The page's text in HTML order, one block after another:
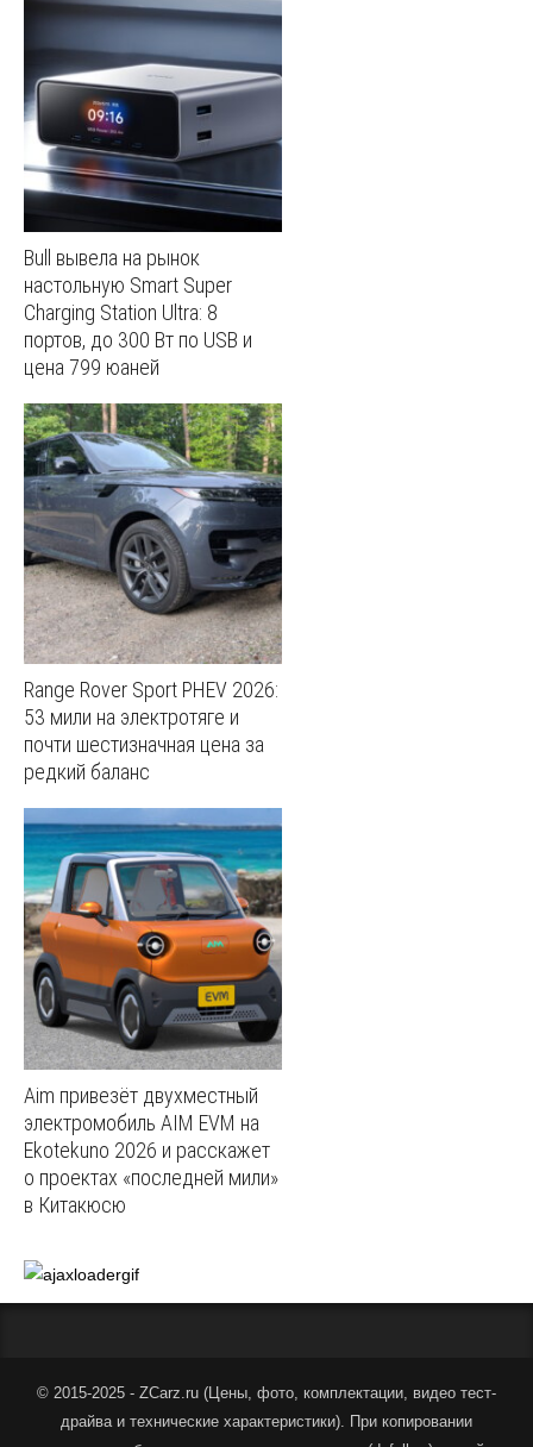
Bull вывела на рынок
настольную Smart Super
Charging Station Ultra: 8
портов, до 300 Вт по USB и
цена 799 юаней
Range Rover Sport PHEV 2026:
53 мили на электротяге и
почти шестизначная цена за
редкий баланс
Aim привезёт двухместный
электромобиль AIM EVM на
Ekotekuno 2026 и расскажет
о проектах «последней мили»
в Китакюсю
© 2015-2025 - ZCarz.ru (Цены, фото, комплектации, видео тест-
драйва и технические характеристики). При копировании